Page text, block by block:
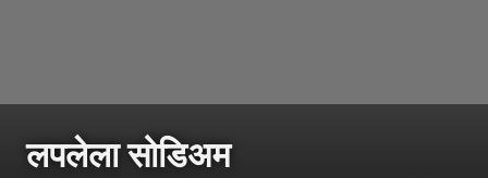
लपलेला सोडिअम